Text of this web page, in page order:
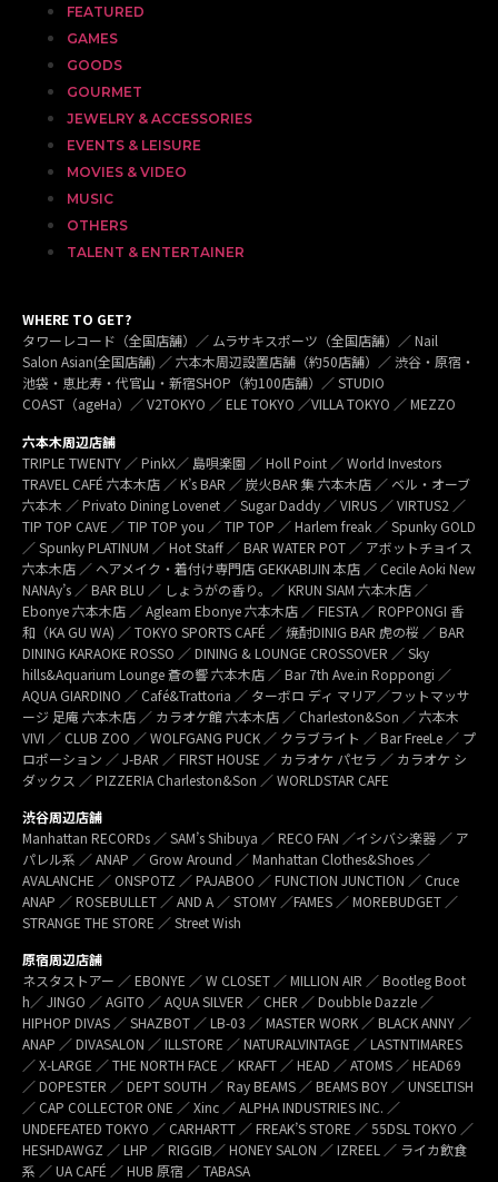
FEATURED
GAMES
GOODS
GOURMET
JEWELRY & ACCESSORIES
EVENTS & LEISURE
MOVIES & VIDEO
MUSIC
OTHERS
TALENT & ENTERTAINER
WHERE TO GET?
タワーレコード（全国店舗）／ ムラサキスポーツ（全国店舗）／ Nail
Salon Asian(全国店舗) ／ 六本木周辺設置店舗（約50店舗）／ 渋谷・原宿・
池袋・恵比寿・代官山・新宿SHOP（約100店舗）／ STUDIO
COAST（ageHa）／ V2TOKYO ／ ELE TOKYO ／VILLA TOKYO ／ MEZZO
六本木周辺店舗
TRIPLE TWENTY ／ PinkX／ 島唄楽園 ／ Holl Point ／ World Investors
TRAVEL CAFÉ 六本木店 ／ K’s BAR ／ 炭火BAR 集 六本木店 ／ ベル・オーブ
六本木 ／ Privato Dining Lovenet ／ Sugar Daddy ／ VIRUS ／ VIRTUS2 ／
TIP TOP CAVE ／ TIP TOP you ／ TIP TOP ／ Harlem freak ／ Spunky GOLD
／ Spunky PLATINUM ／ Hot Staff ／ BAR WATER POT ／ アボットチョイス
六本木店 ／ ヘアメイク・着付け専門店 GEKKABIJIN 本店 ／ Cecile Aoki New
NANAy’s ／ BAR BLU ／ しょうがの香り。／ KRUN SIAM 六本木店 ／
Ebonye 六本木店 ／ Agleam Ebonye 六本木店 ／ FIESTA ／ ROPPONGI 香
和（KA GU WA) ／ TOKYO SPORTS CAFÉ ／ 焼酎DINIG BAR 虎の桜 ／ BAR
DINING KARAOKE ROSSO ／ DINING & LOUNGE CROSSOVER ／ Sky
hills&Aquarium Lounge 蒼の響 六本木店 ／ Bar 7th Ave.in Roppongi ／
AQUA GIARDINO ／ Café&Trattoria ／ ターボロ ディ マリア／フットマッサ
ージ 足庵 六本木店 ／ カラオケ館 六本木店 ／ Charleston&Son ／ 六本木
VIVI ／ CLUB ZOO ／ WOLFGANG PUCK ／ クラブライト ／ Bar FreeLe ／ プ
ロポーション ／ J-BAR ／ FIRST HOUSE ／ カラオケ パセラ ／ カラオケ シ
ダックス ／ PIZZERIA Charleston&Son ／ WORLDSTAR CAFE
渋谷周辺店舗
Manhattan RECORDs ／ SAM’s Shibuya ／ RECO FAN ／イシバシ楽器 ／ ア
パレル系 ／ ANAP ／ Grow Around ／ Manhattan Clothes&Shoes ／
AVALANCHE ／ ONSPOTZ ／ PAJABOO ／ FUNCTION JUNCTION ／ Cruce
ANAP ／ ROSEBULLET ／ AND A ／ STOMY ／FAMES ／ MOREBUDGET ／
STRANGE THE STORE ／ Street Wish
原宿周辺店舗
ネスタストアー ／ EBONYE ／ W CLOSET ／ MILLION AIR ／ Bootleg Boot
h／ JINGO ／ AGITO ／ AQUA SILVER ／ CHER ／ Doubble Dazzle ／
HIPHOP DIVAS ／ SHAZBOT ／ LB-03 ／ MASTER WORK ／ BLACK ANNY ／
ANAP ／ DIVASALON ／ ILLSTORE ／ NATURALVINTAGE ／ LASTNTIMARES
／ X-LARGE ／ THE NORTH FACE ／ KRAFT ／ HEAD ／ ATOMS ／ HEAD69
／ DOPESTER ／ DEPT SOUTH ／ Ray BEAMS ／ BEAMS BOY ／ UNSELTISH
／ CAP COLLECTOR ONE ／ Xinc ／ ALPHA INDUSTRIES INC. ／
UNDEFEATED TOKYO ／ CARHARTT ／ FREAK’S STORE ／ 55DSL TOKYO ／
HESHDAWGZ ／ LHP ／ RIGGIB／ HONEY SALON ／ IZREEL ／ ライカ飲食
系 ／ UA CAFÉ ／ HUB 原宿 ／ TABASA